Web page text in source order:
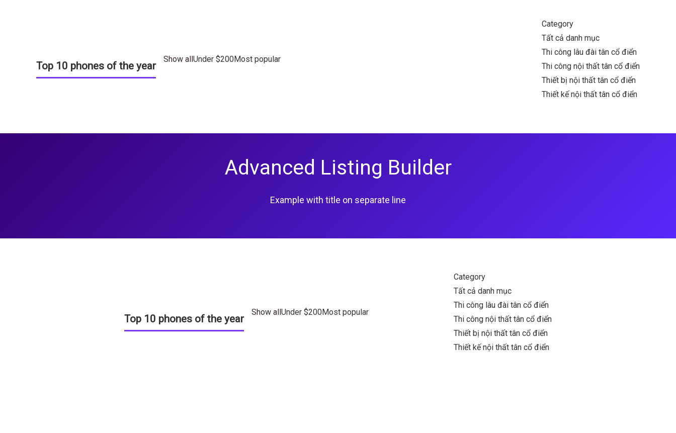
Top 10 phones of the year
Show allUnder $200Most popular
Category
Tất cả danh mục
Thi công lâu đài tân cổ điển
Thi công nội thất tân cổ điển
Thiết bị nội thất tân cổ điển
Thiết kế nội thất tân cổ điển
Advanced Listing Builder
Example with title on separate line
Top 10 phones of the year
Show allUnder $200Most popular
Category
Tất cả danh mục
Thi công lâu đài tân cổ điển
Thi công nội thất tân cổ điển
Thiết bị nội thất tân cổ điển
Thiết kế nội thất tân cổ điển